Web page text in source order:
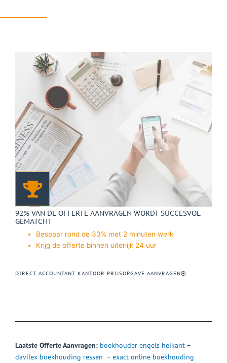
92% VAN DE OFFERTE AANVRAGEN WORDT SUCCESVOL
GEMATCHT
Bespaar rond de 33% met 2 minuten werk
Krijg de offerte binnen uiterlijk 24 uur
DIRECT ACCOUNTANT KANTOOR PRIJSOPGAVE AANVRAGEN
Laatste Offerte Aanvragen: boekhouder engels heikant –
davilex boekhouding ressen – exact online boekhouding